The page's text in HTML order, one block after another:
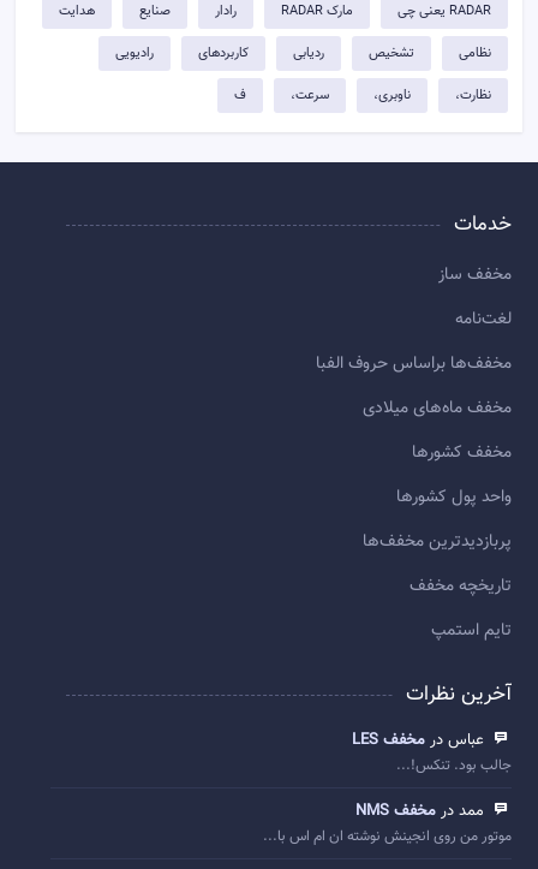
RADAR یعنی چی مارک RADAR رادار صنایع هدایت
نظامی تشخیص ردیابی کاربردهای رادیویی
نظارت، ناوبری، سرعت، ف
خدمات
مخفف ساز
لغت‌نامه
مخفف‌ها براساس حروف الفبا
مخفف ماه‌های میلادی
مخفف کشورها
واحد پول کشورها
پربازديدترين مخفف‌ها
تاريخچه مخفف
تایم استمپ
آخرین نظرات
عباس در مخفف LES
جالب بود. تنکس!...
ممد در مخفف NMS
موتور من روی انجینش نوشته ان ام اس با...